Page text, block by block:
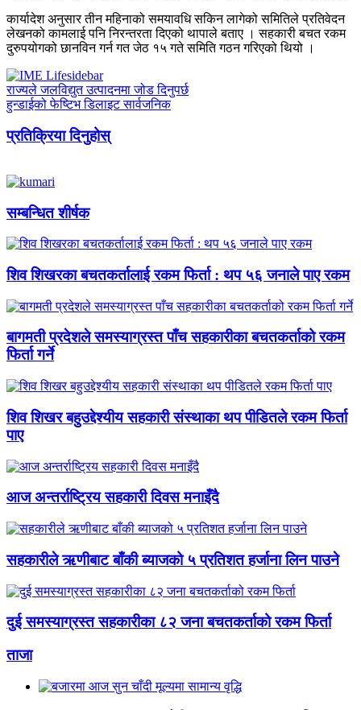
कार्यादेश अनुसार तीन महिनाको समयावधि सकिन लागेको समितिले प्रतिवेदन
लेखनको कामलाई पनि निरन्तरता दिएको थापाले बताए । सहकारी बचत रकम
दुरुपयोगको छानविन गर्न गत जेठ १५ गते समिति गठन गरिएको थियो ।
राज्यले जलविद्युत उत्पादनमा जोड दिनुपर्छ
हुन्डाईको फेष्टिभ डिलाइट सार्वजनिक
प्रतिक्रिया दिनुहोस्
सम्बन्धित शीर्षक
शिव शिखरका बचतकर्तालाई रकम फिर्ता : थप ५६ जनाले पाए रकम
बागमती प्रदेशले समस्याग्रस्त पाँच सहकारीका बचतकर्ताको रकम
फिर्ता गर्ने
शिव शिखर बहुउद्देश्यीय सहकारी संस्थाका थप पीडितले रकम फिर्ता
पाए
आज अन्तर्राष्ट्रिय सहकारी दिवस मनाइँदै
सहकारीले ऋणीबाट बाँकी ब्याजको ५ प्रतिशत हर्जाना लिन पाउने
दुई समस्याग्रस्त सहकारीका ८२ जना बचतकर्ताको रकम फिर्ता
ताजा